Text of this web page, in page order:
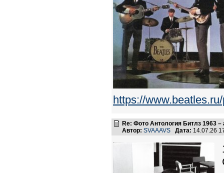
https://
Re: Фото Антология Битлз 1963 –
Автор: SVAAAVS Дата: 14.07.26